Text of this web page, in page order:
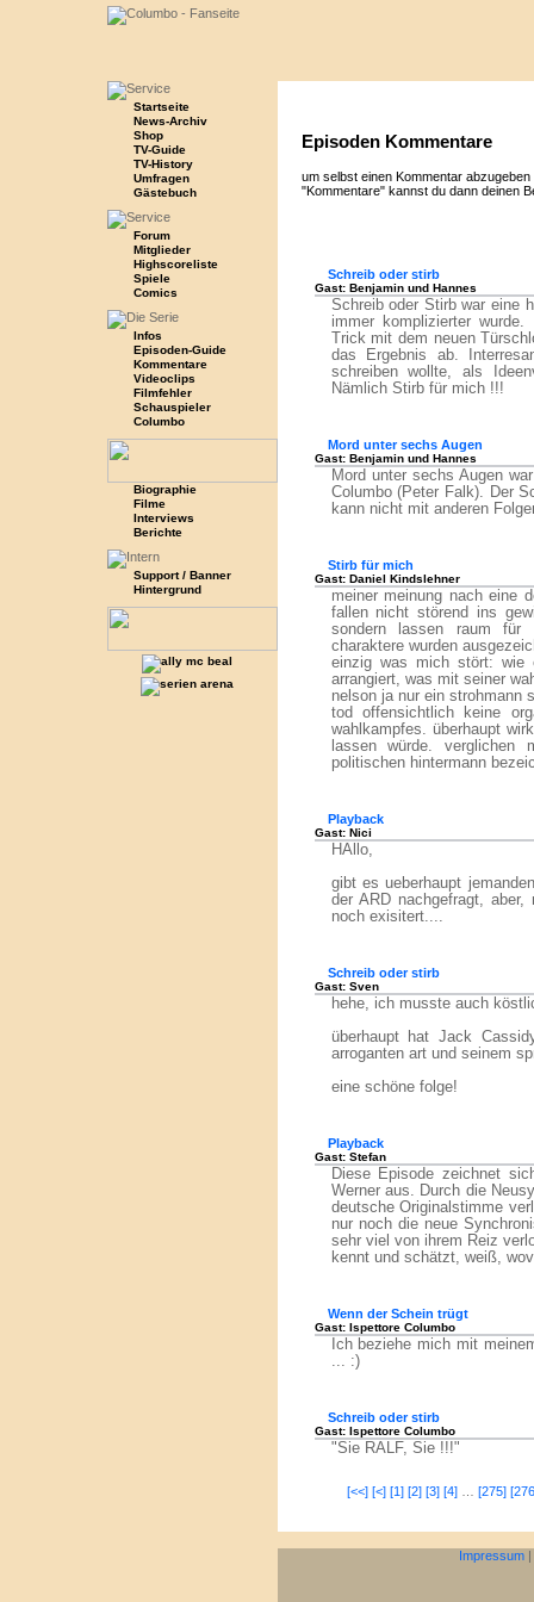
Startseite
News-Archiv
Shop
TV-Guide
TV-History
Umfragen
Gästebuch
Forum
Mitglieder
Highscoreliste
Spiele
Comics
Infos
Episoden-Guide
Kommentare
Videoclips
Filmfehler
Schauspieler
Columbo
Biographie
Filme
Interviews
Berichte
Support / Banner
Hintergrund
Episoden Kommentare
um selbst einen Kommentar
"Kommentare" kannst du dann deinen
Schreib oder stirb
Gast: Benjamin und Hannes
Schreib oder Stirb war eine
immer komplizierter
Trick mit dem neuen
das Ergebnis ab.
schreiben wollte, als
Nämlich Stirb für mich !!!
Mord unter sechs Augen
Gast: Benjamin und Hannes
Mord unter sechs Augen
Columbo (Peter Falk). Der
kann nicht mit anderen
Stirb für mich
Gast: Daniel Kindslehner
meiner meinung nach eine
fallen nicht störend ins
sondern lassen raum für
charaktere wurden
einzig was mich stört: wie
arrangiert, was mit seiner
nelson ja nur ein strohmann
tod offensichtlich keine
wahlkampfes. überhaupt
lassen würde.
politischen hintermann
Playback
Gast: Nici
HAllo,
gibt es ueberhaupt
der ARD nachgefragt,
noch exisitert....
Schreib oder stirb
Gast: Sven
hehe, ich musste auch
überhaupt hat Jack
arroganten art und seinem
eine schöne folge!
Playback
Gast: Stefan
Diese Episode zeichnet
Werner aus. Durch die
deutsche Originalstimme
nur noch die neue
sehr viel von ihrem Reiz
kennt und schätzt, weiß,
Wenn der Schein trügt
Gast: Ispettore Columbo
Ich beziehe mich mit
... :)
Schreib oder stirb
Gast: Ispettore Columbo
"Sie RALF, Sie !!!"
[<<] [<] [1] [2] [3] [4]… [275]
Impressum |